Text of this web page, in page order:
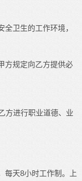
卫生的工作环境，
方规定向乙方提供必
方进行职业道德、业
每天8小时工作制。上